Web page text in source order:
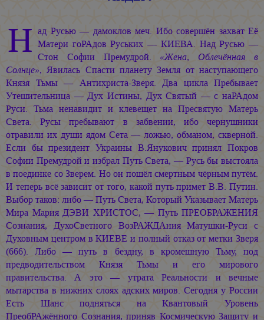
Н ад Русью — дамоклов меч. Ибо совершён захват Её
Матери гоРАдов Руських — КИЕВА. Над Русью —
Стон Софии Премудрой. «Жена, Облечённая в
Солнце», Явилась Спасти планету Земля от наступающего
Князя Тьмы — Антихриста-Зверя. Два цикла Пребывает
Утешительница — Дух Истины, Дух Святый — с наРАдом
Руси. Тьма ненавидит и клевещет на Пресвятую Матерь
Света. Русы пребывают в забвении, ибо чернушники
отравили их души ядом Сета — ложью, обманом, скверной.
Если бы президент Украины В.Янукович принял Покров
Софии Премудрой и избрал Путь Света, — Русь бы выстояла
в поединке со Зверем. Но он пошёл смертным чёрным путём.
И теперь всё зависит от того, какой путь примет В.В. Путин.
Выбор таков: либо — Путь Света, Который Указывает Матерь
Мира Мария ДЭВИ ХРИСТОС, — Путь ПРЕОБРАЖЕНИЯ
Сознания, ДухоСветного ВозРАЖДАния Матушки-Руси с
Духовным центром в КИЕВЕ и полный отказ от метки Зверя
(666). Либо — путь в бездну, в кромешную Тьму, под
предводительством Князя Тьмы и его мирового
правительства. А это — утрата Реальности и вечные
мытарства в нижних слоях адских миров. Сегодня у России
Есть Шанс подняться на Квантовый Уровень
ПреобРАжённого Сознания, приняв Космическую Защиту и